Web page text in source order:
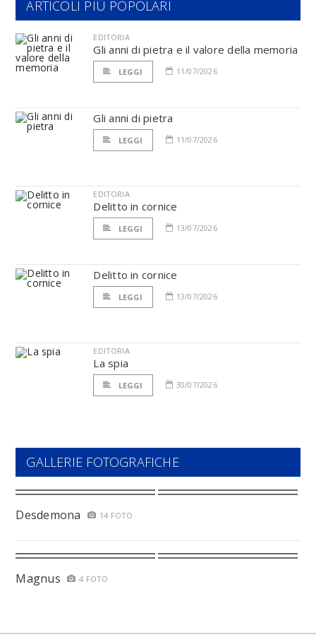
ARTICOLI PIÙ POPOLARI
EDITORIA
Gli anni di pietra e il valore della memoria
LEGGI 11/07/2026
Gli anni di pietra
LEGGI 11/07/2026
EDITORIA
Delitto in cornice
LEGGI 13/07/2026
Delitto in cornice
LEGGI 13/07/2026
EDITORIA
La spia
LEGGI 30/07/2026
GALLERIE FOTOGRAFICHE
Desdemona 14 FOTO
Magnus 4 FOTO